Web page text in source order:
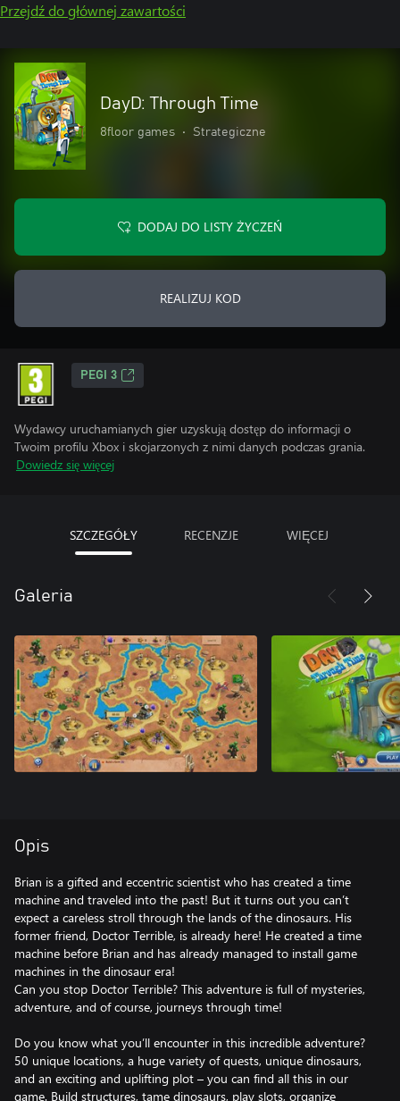
Przejdź do głównej zawartości
DayD: Through Time
8floor games • Strategiczne
DODAJ DO LISTY ŻYCZEŃ
REALIZUJ KOD
PEGI 3
Wydawcy uruchamianych gier uzyskują dostęp do informacji o
Twoim profilu Xbox i skojarzonych z nimi danych podczas grania.
Dowiedz się więcej
SZCZEGÓŁY RECENZJE WIĘCEJ
Galeria
Opis
Brian is a gifted and eccentric scientist who has created a time
machine and traveled into the past! But it turns out you can’t
expect a careless stroll through the lands of the dinosaurs. His
former friend, Doctor Terrible, is already here! He created a time
machine before Brian and has already managed to install game
machines in the dinosaur era!
Can you stop Doctor Terrible? This adventure is full of mysteries,
adventure, and of course, journeys through time!
Do you know what you’ll encounter in this incredible adventure?
50 unique locations, a huge variety of quests, unique dinosaurs,
and an exciting and uplifting plot – you can find all this in our
game. Build structures, tame dinosaurs, play slots, organize